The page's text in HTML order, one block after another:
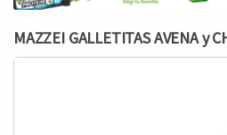
MAZZEI GALLETITAS AVENA y